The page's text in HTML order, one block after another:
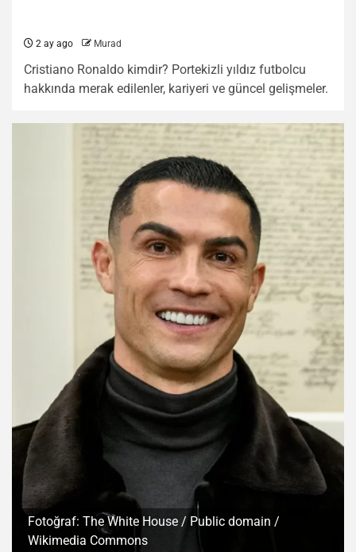
2 ay ago Murad
Cristiano Ronaldo kimdir? Portekizli yıldız futbolcu
hakkında merak edilenler, kariyeri ve güncel gelişmeler.
Fotoğraf: The White House / Public domain /
Wikimedia Commons